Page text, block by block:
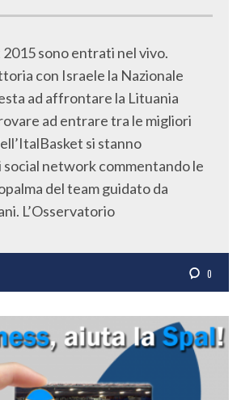
sono entrati nel vivo.
con Israele la Nazionale
ad affrontare la Lituania
ad entrare tra le migliori
si stanno
social network commentando le
del team guidato da
L’Osservatorio
0